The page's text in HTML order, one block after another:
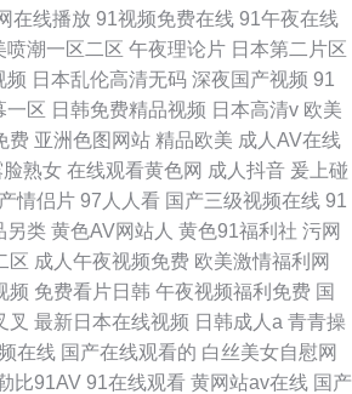
在线播放 91视频免费在线 91午夜在线
喷潮一区二区 午夜理论片 日本第二片区
频 日本乱伦高清无码 深夜国产视频 91
一区 日韩免费精品视频 日本高清v 欧美
费 亚洲色图网站 精品欧美 成人AV在线
熟女 在线观看黄色网 成人抖音 爰上碰
情侣片 97人人看 国产三级视频在线 91
另类 黄色AV网站人 黄色91福利社 污网
区 成人午夜视频免费 欧美激情福利网
频 免费看片日韩 午夜视频福利免费 国
叉 最新日本在线视频 日韩成人a 青青操
在线 国产在线观看的 白丝美女自慰网
比91AV 91在线观看 黄网站av在线 国产